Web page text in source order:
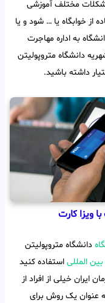
مختلف آموزشی
از خوابگاه یا … شود و یا
به اداره مهاجرت
دانشگاه متروپولیتن
داشته باشید.
ویزا کارت
دانشگاه متروپولیتن
المللی استفاده کنید
ایران خیلی از افراد از
عنوان یک روش برای